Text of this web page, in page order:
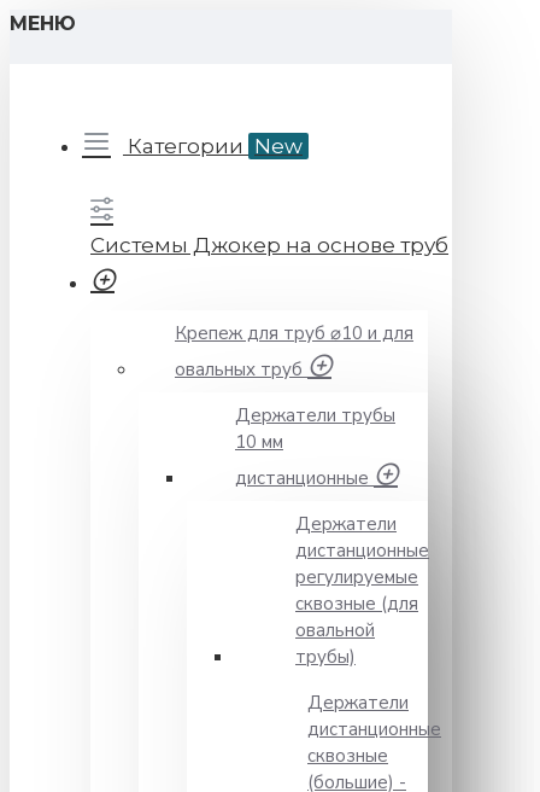
МЕНЮ
Категории New
Системы Джокер на основе труб
Крепеж для труб ⌀10 и для
овальных труб
Держатели трубы
10 мм
дистанционные
Держатели
дистанционные
регулируемые
сквозные (для
овальной
трубы)
Держатели
дистанционные
сквозные
(большие) -